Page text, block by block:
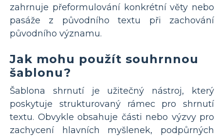
zahrnuje přeformulování konkrétní věty nebo
pasáže z původního textu při zachování
původního významu.
Jak mohu použít souhrnnou
šablonu?
Šablona shrnutí je užitečný nástroj, který
poskytuje strukturovaný rámec pro shrnutí
textu. Obvykle obsahuje části nebo výzvy pro
zachycení hlavních myšlenek, podpůrných